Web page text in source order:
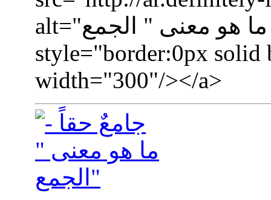
alt="جامعٌ حقاً - ما هو معنى " الجمع""
style="border:0px
width="300"/></a>